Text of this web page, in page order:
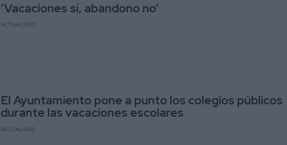
‘Vacaciones sí, abandono no’
ACTUALIDAD
El Ayuntamiento pone a punto los colegios públicos
durante las vacaciones escolares
ACTUALIDAD